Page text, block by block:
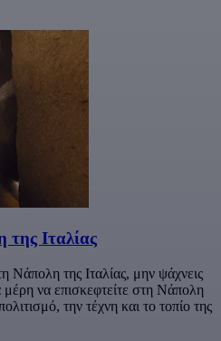
της Ιταλίας
Νάπολη της Ιταλίας, μην ψάχνεις
να επισκεφτείτε στη Νάπολη
την τέχνη και το τοπίο της